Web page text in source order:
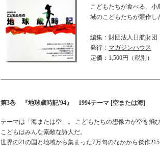
こどもたちが食べる。
域のこどもたちが競作し
編集：財団法人日航財団
発行： マガジンハウス
定価：1,500円（税別）
第3巻 『地球歳時記'94』 1994テーマ [空または海]
テーマは「海または空」。 こどもたちの想像力が空を飛
こどもはみんな素敵な詩人だ。
世界の21の国と地域から集まった7万句のなかから傑作